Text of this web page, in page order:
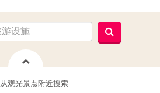
从观光景点附近搜索